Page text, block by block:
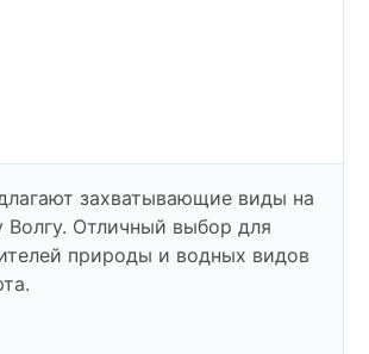
захватывающие виды на
Волгу. Отличный выбор для
природы и водных видов